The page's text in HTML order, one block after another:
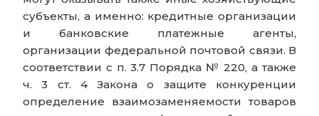
субъекты, а именно: кредитные организации
и банковские платежные агенты,
организации федеральной почтовой связи. В
соответствии с п. 3.7 Порядка № 220, а также
ч. 3 ст. 4 Закона о защите конкуренции
определение взаимозаменяемости товаров